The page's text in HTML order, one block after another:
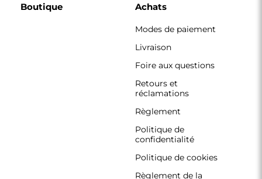
Boutique Achats
Modes de paiement
Livraison
Foire aux questions
Retours et
réclamations
Règlement
Politique de
confidentialité
Politique de cookies
Règlement de la